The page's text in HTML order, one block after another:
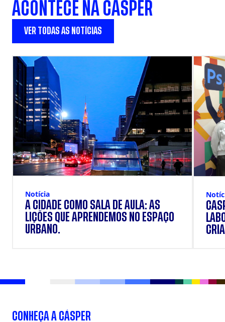
ACONTECE NA CÁSPER
VER TODAS AS NOTÍCIAS
Notícia
A CIDADE COMO SALA DE AULA: AS
LIÇÕES QUE APRENDEMOS NO ESPAÇO
URBANO.
CONHEÇA A CÁSPER